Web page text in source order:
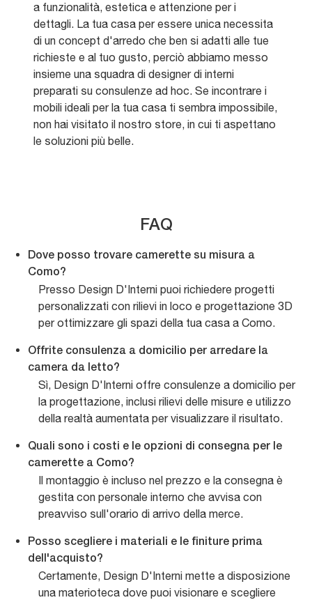
a funzionalità, estetica e attenzione per i
dettagli. La tua casa per essere unica necessita
di un concept d'arredo che ben si adatti alle tue
richieste e al tuo gusto, perciò abbiamo messo
insieme una squadra di designer di interni
preparati su consulenze ad hoc. Se incontrare i
mobili ideali per la tua casa ti sembra impossibile,
non hai visitato il nostro store, in cui ti aspettano
le soluzioni più belle.
FAQ
Dove posso trovare camerette su misura a
Como?
Presso Design D'Interni puoi richiedere progetti
personalizzati con rilievi in loco e progettazione 3D
per ottimizzare gli spazi della tua casa a Como.
Offrite consulenza a domicilio per arredare la
camera da letto?
Sì, Design D'Interni offre consulenze a domicilio per
la progettazione, inclusi rilievi delle misure e utilizzo
della realtà aumentata per visualizzare il risultato.
Quali sono i costi e le opzioni di consegna per le
camerette a Como?
Il montaggio è incluso nel prezzo e la consegna è
gestita con personale interno che avvisa con
preavviso sull'orario di arrivo della merce.
Posso scegliere i materiali e le finiture prima
dell'acquisto?
Certamente, Design D'Interni mette a disposizione
una materioteca dove puoi visionare e scegliere